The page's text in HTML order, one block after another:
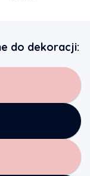
do dekoracji: